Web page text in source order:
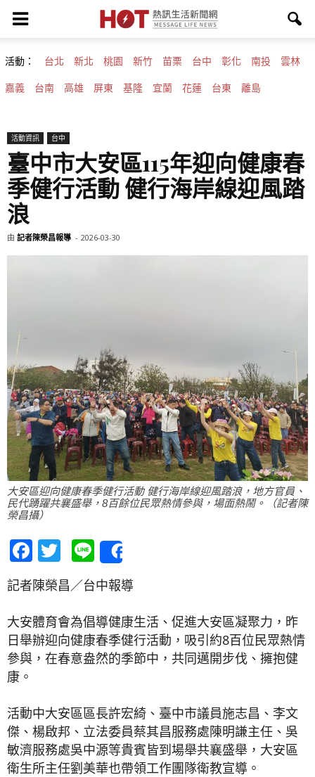
活動： 台北 新北 桃園 新竹 苗栗 台中 彰化 南投 雲林
嘉義 台南 高雄 屏東 基隆 宜蘭 花蓮 台東 離島
活動資訊 台中
臺中市大安區115年迎向健康春
季健行活動 健行海岸線迎風踏
浪
由 記者陳榮昌報導 - 2026-03-30
大安區迎向健康春季健行活動 健行海岸線迎風踏浪，地方官員、
民代踴躍共襄盛舉，8百餘位民眾熱情參與，場面熱鬧。（記者陳
榮昌攝）
Facebook
Twitter
Line
記者陳榮昌／台中報導
大安體育會為倡導健康生活、促進大安區凝聚力，昨
日舉辦迎向健康春季健行活動，吸引約8百位民眾熱情
參與，在春意盎然的季節中，共同邁開步伐、擁抱健
康。
活動中大安區區長許宏綺、臺中市議員施志昌、李文
傑、楊啟邦、立法委員蔡其昌服務處陳明謙主任、吳
敏濟服務處吳中源等貴賓皆到場舉共襄盛舉，大安區
衛生所主任劉美華也帶領工作團隊衛教宣導。